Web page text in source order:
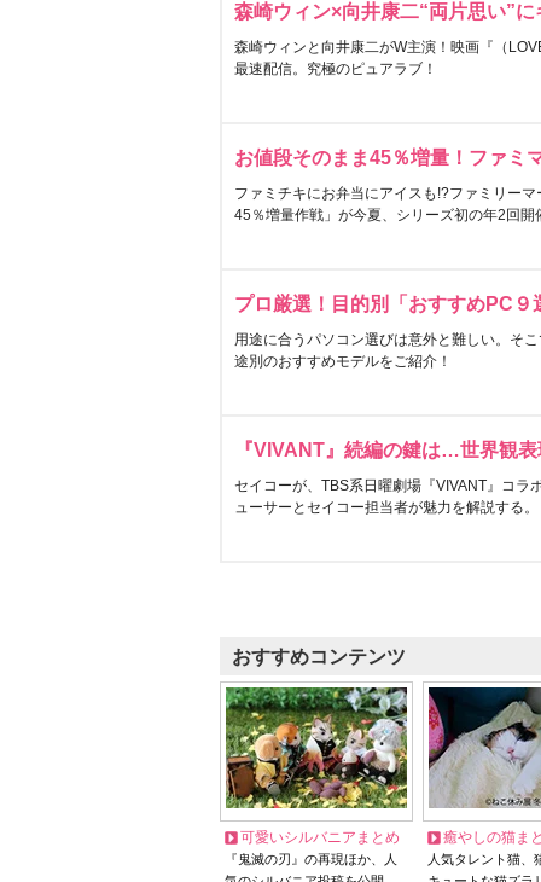
森崎ウィン×向井康二“両片思い”
森崎ウィンと向井康二がW主演！映画『（
最速配信。究極のピュアラブ！
お値段そのまま45％増量！ファミ
ファミチキにお弁当にアイスも!?ファミリー
45％増量作戦」が今夏、シリーズ初の年2回開
プロ厳選！目的別「おすすめPC９
用途に合うパソコン選びは意外と難しい。そ
途別のおすすめモデルをご紹介！
『VIVANT』続編の鍵は…世界観
セイコーが、TBS系日曜劇場『VIVANT』コラ
ューサーとセイコー担当者が魅力を解説する。
おすすめコンテンツ
可愛いシルバニアまとめ
『鬼滅の刃』の再現ほか、人
癒やしの猫ま
人気タレント猫